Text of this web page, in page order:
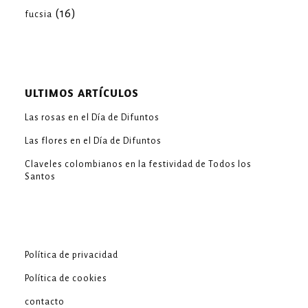
fucsia (16)
ULTIMOS ARTÍCULOS
Las rosas en el Día de Difuntos
Las flores en el Día de Difuntos
Claveles colombianos en la festividad de Todos los
Santos
Política de privacidad
Política de cookies
contacto